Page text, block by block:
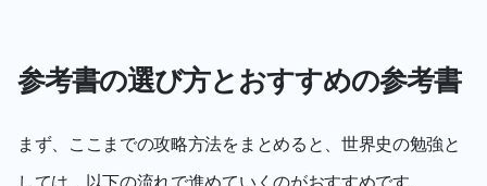
参考書の選び方とおすすめの参考書
まず、ここまでの攻略方法をまとめると、世界史の勉強と
しては、以下の流れで進めていくのがおすすめです。